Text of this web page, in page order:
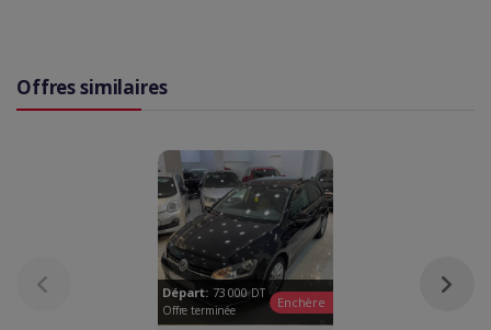
Offres similaires
Départ: 73 000DT
Offre terminée
Enchère